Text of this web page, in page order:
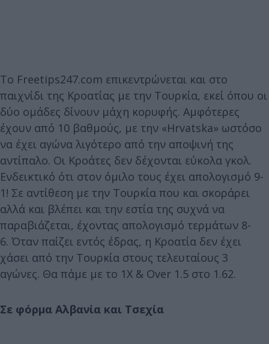
Το Freetips247.com επικεντρώνεται και στο
παιχνίδι της Κροατίας με την Τουρκία, εκεί όπου οι
δύο ομάδες δίνουν μάχη κορυφής. Αμφότερες
έχουν από 10 βαθμούς, με την «Hrvatska» ωστόσο
να έχει αγώνα λιγότερο από την αποψινή της
αντίπαλο. Οι Κροάτες δεν δέχονται εύκολα γκολ.
Ενδεικτικό ότι στον όμιλο τους έχει απολογισμό 9-
1! Σε αντίθεση με την Τουρκία που και σκοράρει
αλλά και βλέπει και την εστία της συχνά να
παραβιάζεται, έχοντας απολογισμό τερμάτων 8-
6. Όταν παίζει εντός έδρας, η Κροατία δεν έχει
χάσει από την Τουρκία στους τελευταίους 3
αγώνες. Θα πάμε με το 1Χ & Over 1.5 στο 1.62.
Σε φόρμα Αλβανία και Τσεχία